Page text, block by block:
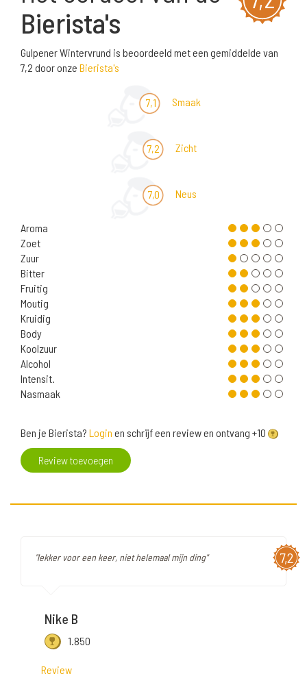
Bierista's
Gulpener Wintervrund is beoordeeld met een gemiddelde van
7,2 door onze Bierista's
7,1 Smaak
7,2 Zicht
7,0 Neus
Aroma
Zoet
Zuur
Bitter
Fruitig
Moutig
Kruidig
Body
Koolzuur
Alcohol
Intensit.
Nasmaak
Ben je Bierista? Login en schrijf een review en ontvang +10
Review toevoegen
7,2
"lekker voor een keer, niet helemaal mijn ding"
Nike B
1.850
Review